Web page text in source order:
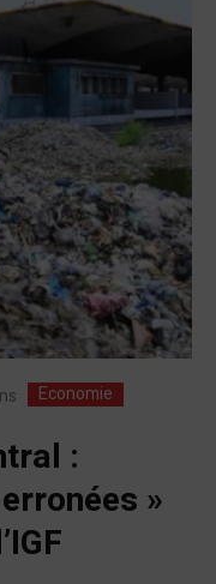
Economie
:
»